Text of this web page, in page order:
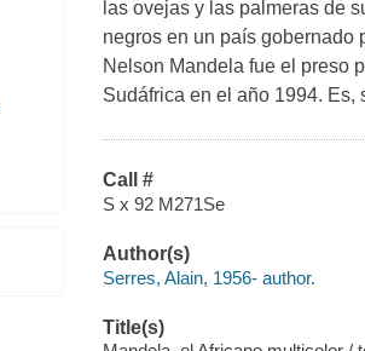
las ovejas y las palmeras de
negros en un país gobernado
Nelson Mandela fue el preso
Sudáfrica en el año 1994. Es,
Call #
S x 92 M271Se
Author(s)
Serres, Alain, 1956- author.
Title(s)